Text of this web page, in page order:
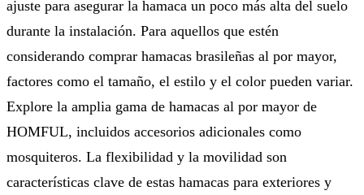
ajuste para asegurar la hamaca un poco más alta del suelo
durante la instalación. Para aquellos que estén
considerando comprar hamacas brasileñas al por mayor,
factores como el tamaño, el estilo y el color pueden variar.
Explore la amplia gama de hamacas al por mayor de
HOMFUL, incluidos accesorios adicionales como
mosquiteros. La flexibilidad y la movilidad son
características clave de estas hamacas para exteriores y